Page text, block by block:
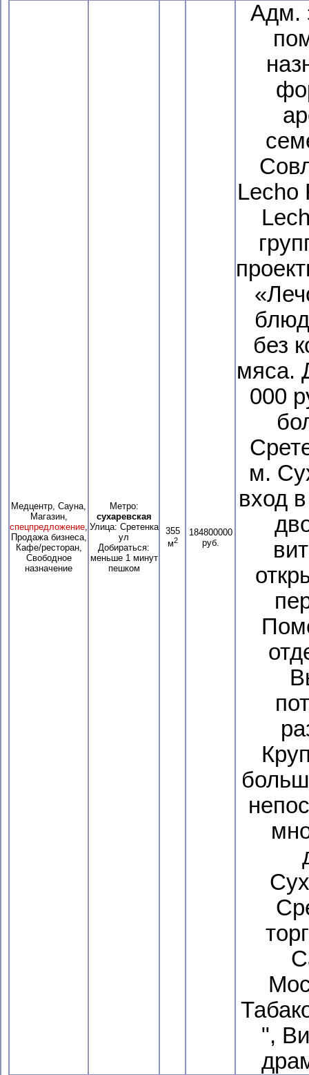
Медцентр, Сауна,
Магазин,
спецпредложение,
Продажа бизнеса,
Кафе/ресторан,
Свободное
назначение
Метро:
сухаревская
Улица: Сретенка
ул
Добираться:
меньше 1 минут
пешком
355
м2
184800000
руб.
Адм.
Lecho
без
мяса.
000
м.
вход
",